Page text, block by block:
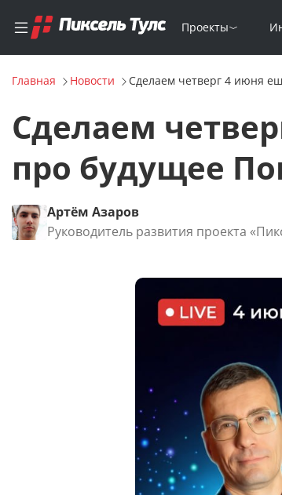
Проекты
Главная Новости Сделаем четверг 4 июня
Сделаем
про будущее
Артём Азаров
Руководитель развития проекта